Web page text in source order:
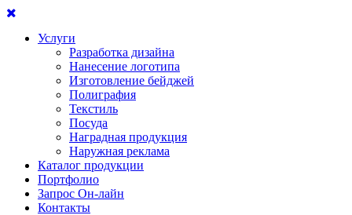
Услуги
Разработка дизайна
Нанесение логотипа
Изготовление бейджей
Полиграфия
Текстиль
Посуда
Наградная продукция
Наружная реклама
Каталог продукции
Портфолио
Запрос Он-лайн
Контакты